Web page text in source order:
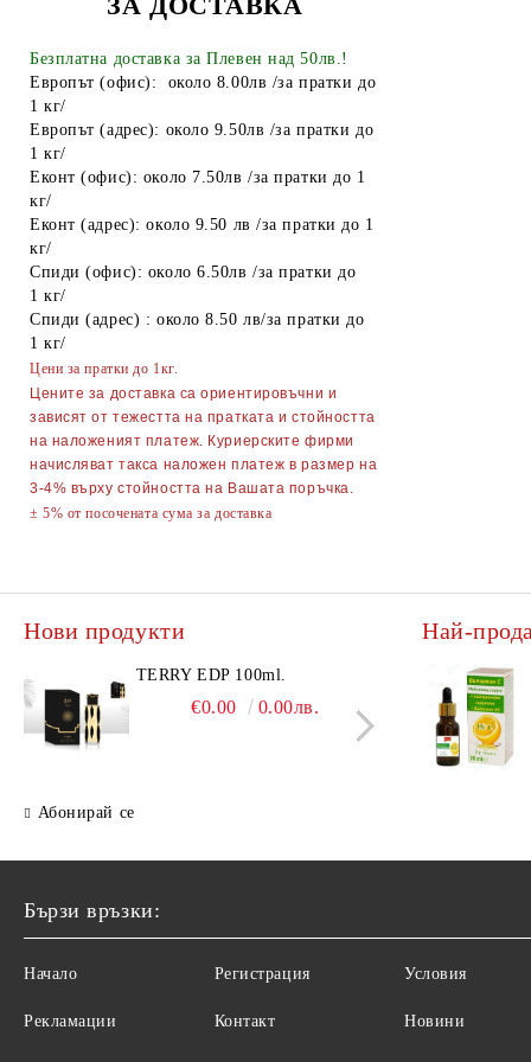
Безплатна доставка за Плевен над 50лв.!
Европът (офис): около 8.00лв /за пратки до
1 кг/
Европът (адрес): около 9.50лв /за пратки до
1 кг/
Еконт (офис): около 7.50лв /за пратки до 1
кг/
Еконт (адрес): около 9.50 лв /за пратки до 1
кг/
Спиди (офис): около 6.50лв /за пратки до
1 кг/
Спиди (адрес) : около 8.50 лв/за пратки до
1 кг/
Цени за пратки до 1кг.
Цените за доставка са ориентировъчни и
зависят от тежестта на пратката и стойността
на наложеният платеж. Куриерските фирми
начисляват такса наложен платеж в размер на
3-4% върху стойността на Вашата поръчка.
± 5% от посочената сума за доставка
Нови продукти
TERRY EDP 100ml.
€0.00 0.00лв.
Абонирай се
Най-
Бързи връзки:
Начало
Рекламации
Регистрация
Контакт
Условия
Новини